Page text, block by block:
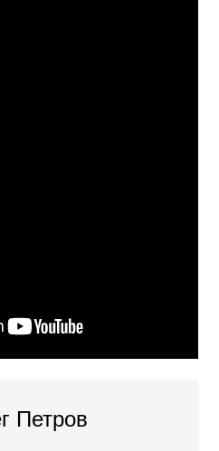
Петров